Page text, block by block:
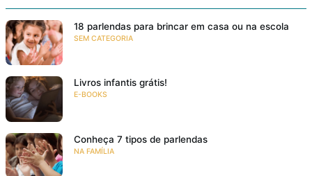
18 parlendas para brincar em casa ou na escola
SEM CATEGORIA
Livros infantis grátis!
E-BOOKS
Conheça 7 tipos de parlendas
NA FAMÍLIA